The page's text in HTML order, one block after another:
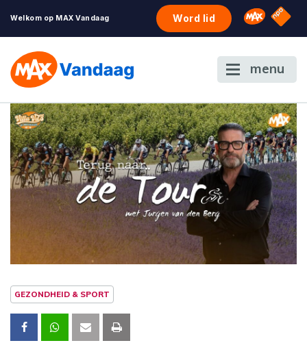
Welkom op MAX Vandaag Word lid Omroep
NPO
menu
GEZONDHEID & SPORT